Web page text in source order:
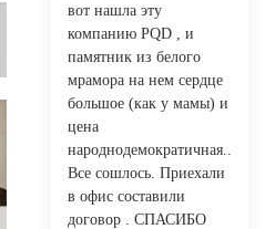
вот нашла эту
компанию PQD , и
памятник из белого
мрамора на нем сердце
большое (как у мамы) и
цена
народнодемократичная..
Все сошлось. Приехали
в офис составили
договор . СПАСИБО